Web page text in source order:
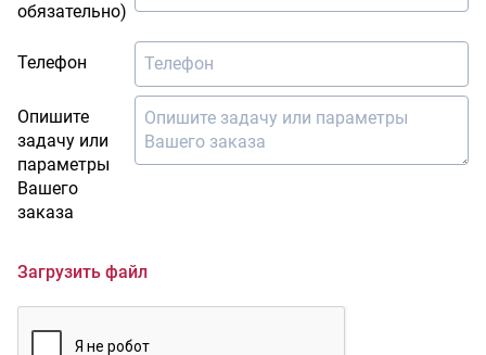
обязательно)
Телефон
Опишите
задачу или
параметры
Вашего
заказа
Загрузить файл